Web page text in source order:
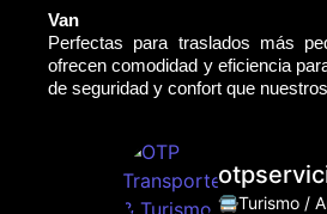
Van
Perfectas para traslados más
ofrecen comodidad y eficiencia
de seguridad y confort que
🚍Turismo /